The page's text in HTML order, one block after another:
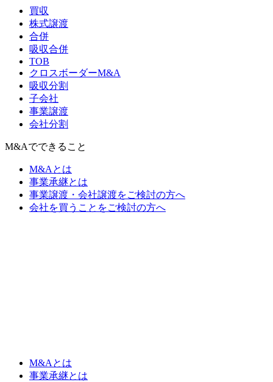
買収
株式譲渡
合併
吸収合併
TOB
クロスボーダーM&A
吸収分割
子会社
事業譲渡
会社分割
M&Aでできること
M&Aとは
事業承継とは
事業譲渡・会社譲渡をご検討の方へ
会社を買うことをご検討の方へ
M&Aとは
事業承継とは